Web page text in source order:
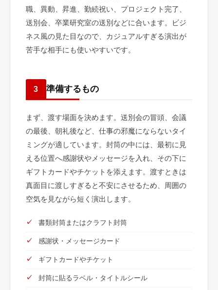
職、異動、昇進、勤続祝い、プロジェクト完了、
送別会、卒業研究室の送別などに合います。ビジ
ネス風の見た目なので、カジュアルすぎる演出が
苦手な相手にも使いやすいです。
3 準備するもの
まず、渡す場面を決めます。送別会の冒頭、会議
の最後、朝礼後など、仕事の邪魔にならないタイ
ミングが適しています。封筒の中には、最初に見
える位置へ感謝状やメッセージを入れ、その下に
ギフトカードやチケットを添えます。渡すときは
真面目に渡しすぎると不安にさせるため、周囲の
空気を見ながら短く演出します。
書類封筒またはクラフト封筒
感謝状・メッセージカード
ギフトカードやチケット
封筒に貼るラベル・タイトルシール